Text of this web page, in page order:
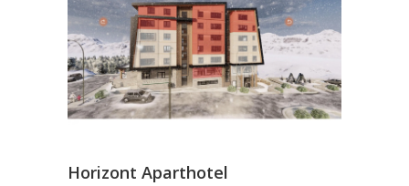
Horizont Aparthotel